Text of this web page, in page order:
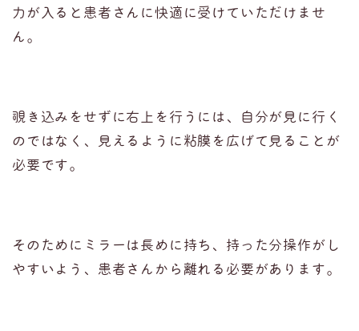
力が入ると患者さんに快適に受けていただけませ
ん。
覗き込みをせずに右上を行うには、自分が見に行く
のではなく、見えるように粘膜を広げて見ることが
必要です。
そのためにミラーは長めに持ち、持った分操作がし
やすいよう、患者さんから離れる必要があります。